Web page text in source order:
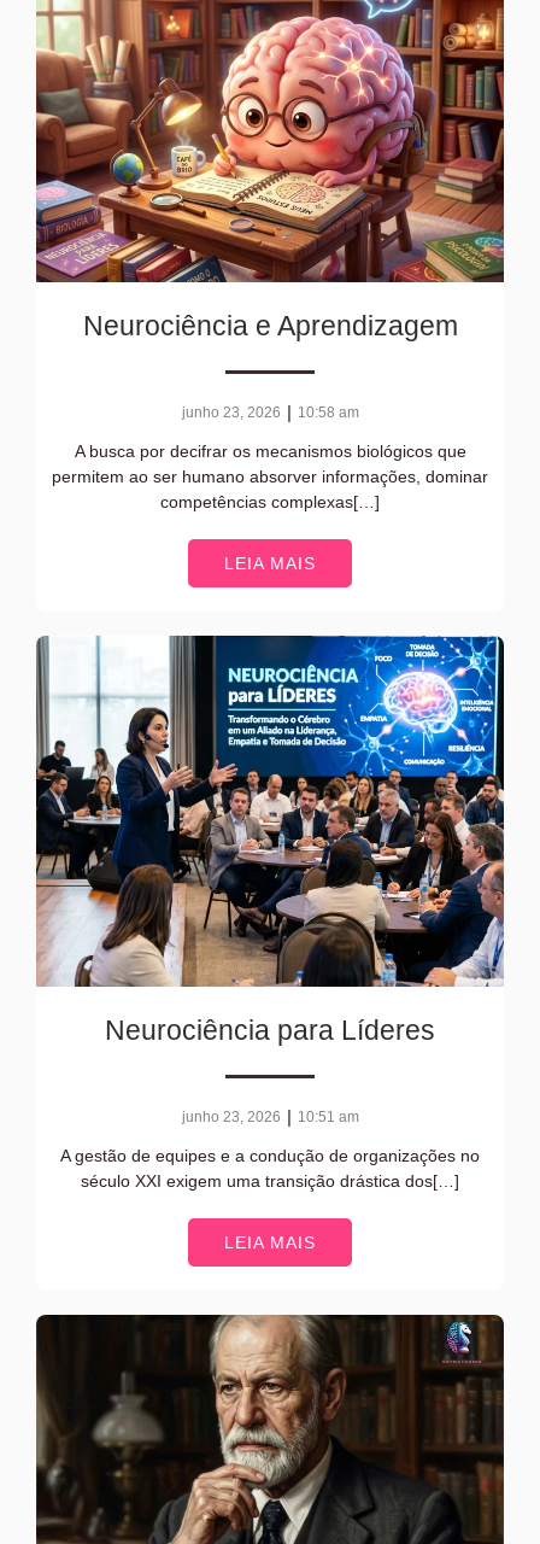
Neurociência e Aprendizagem
junho 23, 2026 | 10:58 am
A busca por decifrar os mecanismos biológicos que
permitem ao ser humano absorver informações, dominar
competências complexas[…]
LEIA MAIS
Neurociência para Líderes
junho 23, 2026 | 10:51 am
A gestão de equipes e a condução de organizações no
século XXI exigem uma transição drástica dos[…]
LEIA MAIS